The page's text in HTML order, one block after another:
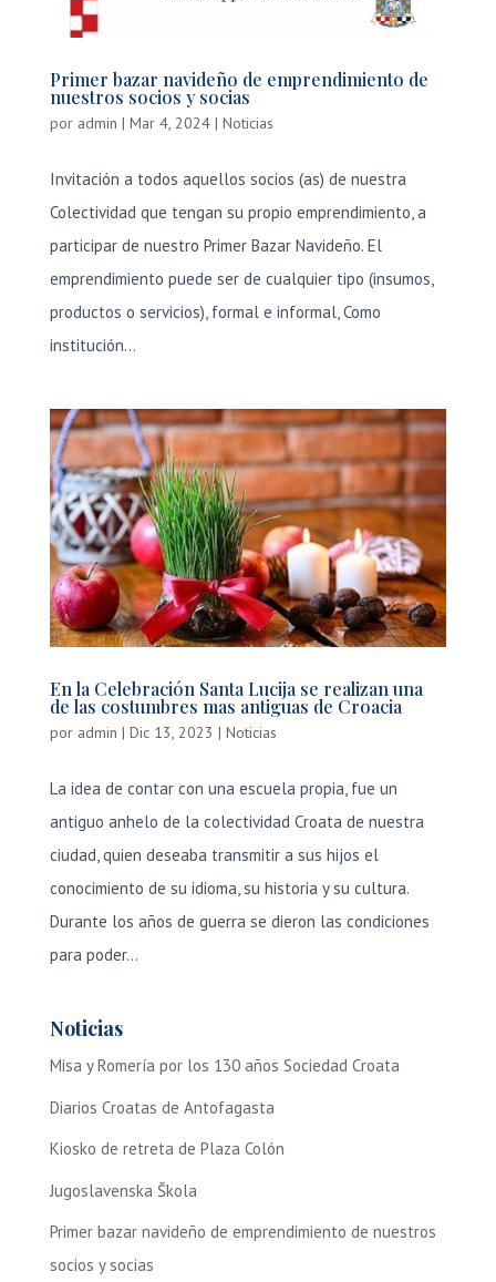
Primer bazar navideño de emprendimiento de
nuestros socios y socias
por admin | Mar 4, 2024| Noticias
Invitación a todos aquellos socios (as) de nuestra
Colectividad que tengan su propio emprendimiento, a
participar de nuestro Primer Bazar Navideño. El
emprendimiento puede ser de cualquier tipo (insumos,
productos o servicios), formal e informal, Como
institución...
En la Celebración Santa Lucija se realizan una
de las costumbres mas antiguas de Croacia
por admin | Dic 13, 2023 | Noticias
La idea de contar con una escuela propia, fue un
antiguo anhelo de la colectividad Croata de nuestra
ciudad, quien deseaba transmitir a sus hijos el
conocimiento de su idioma, su historia y su cultura.
Durante los años de guerra se dieron las condiciones
para poder...
Noticias
Misa y Romería por los 130 años Sociedad Croata
Diarios Croatas de Antofagasta
Kiosko de retreta de Plaza Colón
Jugoslavenska Škola
Primer bazar navideño de emprendimiento de nuestros
socios y socias